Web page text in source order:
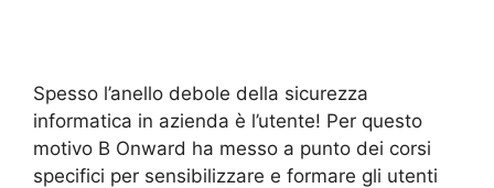
Spesso l’anello debole della sicurezza
informatica in azienda è l’utente! Per questo
motivo B Onward ha messo a punto dei corsi
specifici per sensibilizzare e formare gli utenti